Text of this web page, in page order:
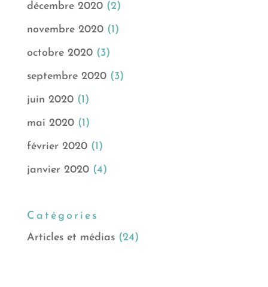
décembre 2020(2)
novembre 2020(1)
octobre 2020(3)
septembre 2020(3)
juin 2020(1)
mai 2020(1)
février 2020(1)
janvier 2020(4)
Catégories
Articles et médias(24)